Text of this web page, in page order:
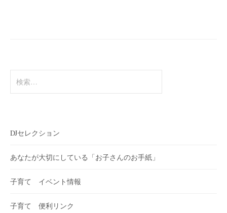
索:
DJセレクション
あなたが大切にしている「お子さんのお手紙」
子育て イベント情報
子育て 便利リンク